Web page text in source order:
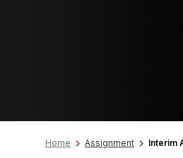
Home Assignment Interim